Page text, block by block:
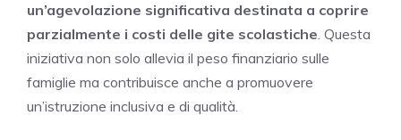
un’agevolazione significativa destinata a coprire
parzialmente i costi delle gite scolastiche. Questa
iniziativa non solo allevia il peso finanziario sulle
famiglie ma contribuisce anche a promuovere
un’istruzione inclusiva e di qualità.